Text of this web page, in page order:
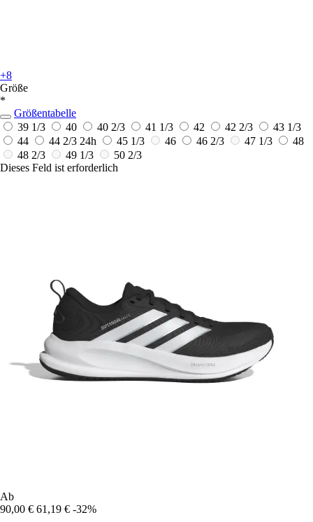
+8
Größe
*
Größentabelle
39 1/3
40 40 2/3 41 1/3 42 42 2/3
43 1/3
44
44 2/3 24h 45 1/3 46 46 2/3 47 1/3
48
48 2/3
49 1/3
50 2/3
Dieses Feld ist erforderlich
Ab
90,00 € 61,19 € -32%